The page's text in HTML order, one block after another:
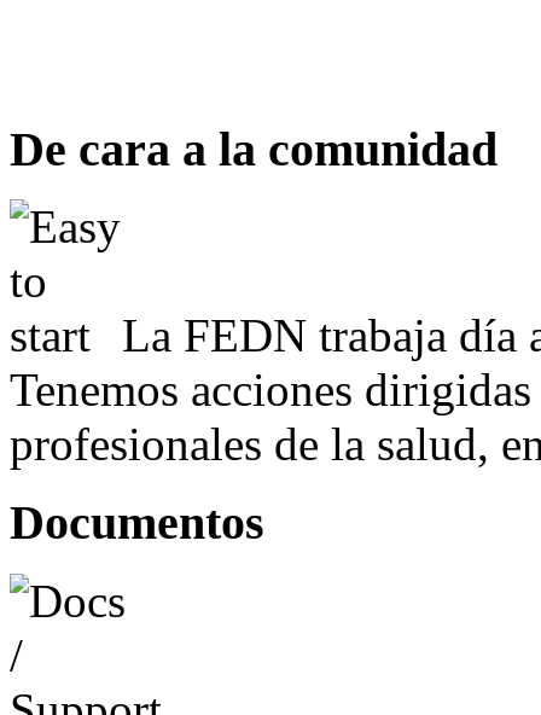
De cara a la comunidad
La FEDN trabaja día
Tenemos acciones
profesionales de la salud,
Documentos